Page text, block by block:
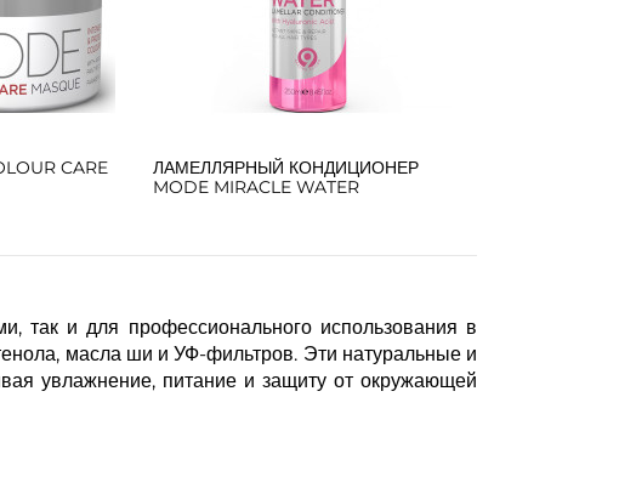
CARE
ЛАМЕЛЛЯРНЫЙ КОНДИЦИОНЕР
MODE MIRACLE WATER
так и для профессионального использования в
масла ши и УФ-фильтров. Эти натуральные и
увлажнение, питание и защиту от окружающей